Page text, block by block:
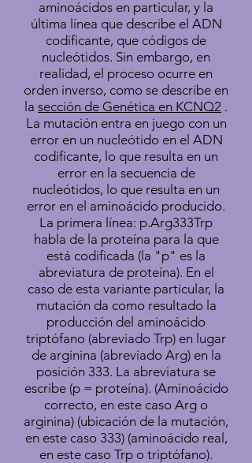
aminoácidos en particular, y la
última línea que describe el ADN
codificante, que códigos de
nucleótidos. Sin embargo, en
realidad, el proceso ocurre en
orden inverso, como se describe en
la sección de Genética en KCNQ2 .
La mutación entra en juego con un
error en un nucleótido en el ADN
codificante, lo que resulta en un
error en la secuencia de
nucleótidos, lo que resulta en un
error en el aminoácido producido.
La primera línea: p.Arg333Trp
habla de la proteína para la que
está codificada (la "p" es la
abreviatura de proteína). En el
caso de esta variante particular, la
mutación da como resultado la
producción del aminoácido
triptófano (abreviado Trp) en lugar
de arginina (abreviado Arg) en la
posición 333. La abreviatura se
escribe (p = proteína). (Aminoácido
correcto, en este caso Arg o
arginina) (ubicación de la mutación,
en este caso 333) (aminoácido real,
en este caso Trp o triptófano).